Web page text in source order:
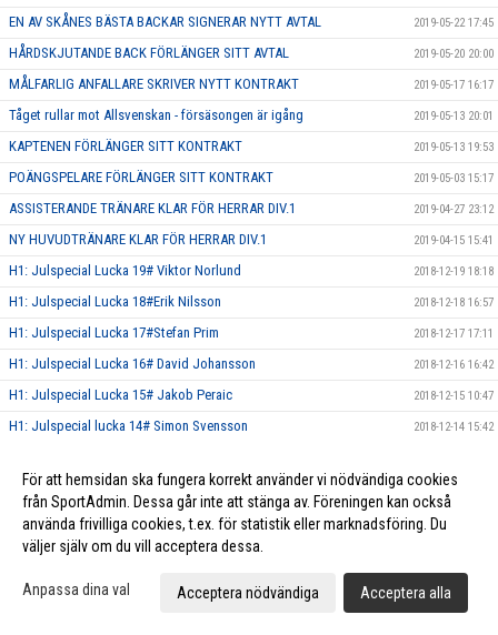
EN AV SKÅNES BÄSTA BACKAR SIGNERAR NYTT AVTAL 2019-05-22 17:45
HÅRDSKJUTANDE BACK FÖRLÄNGER SITT AVTAL 2019-05-20 20:00
MÅLFARLIG ANFALLARE SKRIVER NYTT KONTRAKT 2019-05-17 16:17
Tåget rullar mot Allsvenskan - försäsongen är igång 2019-05-13 20:01
KAPTENEN FÖRLÄNGER SITT KONTRAKT 2019-05-13 19:53
POÄNGSPELARE FÖRLÄNGER SITT KONTRAKT 2019-05-03 15:17
ASSISTERANDE TRÄNARE KLAR FÖR HERRAR DIV.1 2019-04-27 23:12
NY HUVUDTRÄNARE KLAR FÖR HERRAR DIV.1 2019-04-15 15:41
H1: Julspecial Lucka 19# Viktor Norlund 2018-12-19 18:18
H1: Julspecial Lucka 18#Erik Nilsson 2018-12-18 16:57
H1: Julspecial Lucka 17#Stefan Prim 2018-12-17 17:11
H1: Julspecial Lucka 16# David Johansson 2018-12-16 16:42
H1: Julspecial Lucka 15# Jakob Peraic 2018-12-15 10:47
H1: Julspecial lucka 14# Simon Svensson 2018-12-14 15:42
H1: Julspecial Lucka 12#Anton Olenius 2018-12-12 17:31
H1: Julspecial Lucka 11#Dennis Davidsson 2018-12-11 15:56
H1: Julspecial Lucka 10# Gustav Sundqvist
H1: Julspecial Lucka 9# Pontus Sölve
2018-12-08 10:01
För att hemsidan ska fungera korrekt använder vi nödvändiga cookies
från SportAdmin. Dessa går inte att stänga av. Föreningen kan också
använda frivilliga cookies, t.ex. för statistik eller marknadsföring. Du
väljer själv om du vill acceptera dessa.
Anpassa dina val Acceptera nödvändiga Acceptera alla